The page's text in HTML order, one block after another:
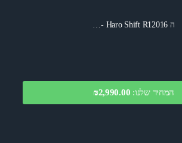
ה Haro Shift R12016 -…
המחיר שלנו: ₪2,990.00